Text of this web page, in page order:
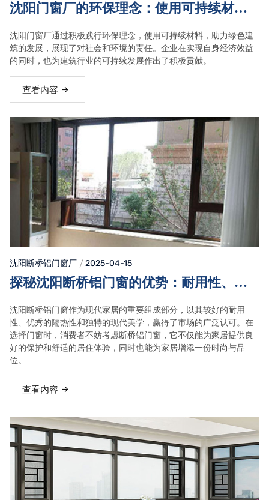
沈阳门窗厂的环保理念：使用可持续材
沈阳门窗厂通过积极践行环保理念，使用可持续材料，助力绿色建
筑的发展，展现了对社会和环境的责任。企业在实现自身经济效益
的同时，也为建筑行业的可持续发展作出了积极贡献。
查看内容
沈阳断桥铝门窗厂 2025-04-15
探秘沈阳断桥铝门窗的优势：耐用性、隔
沈阳断桥铝门窗作为现代家居的重要组成部分，以其较好的耐用
性、优秀的隔热性和独特的现代美学，赢得了市场的广泛认可。在
选择门窗时，消费者不妨考虑断桥铝门窗，它不仅能为家居提供良
好的保护和舒适的居住体验，同时也能为家居增添一份时尚与品
位。
查看内容